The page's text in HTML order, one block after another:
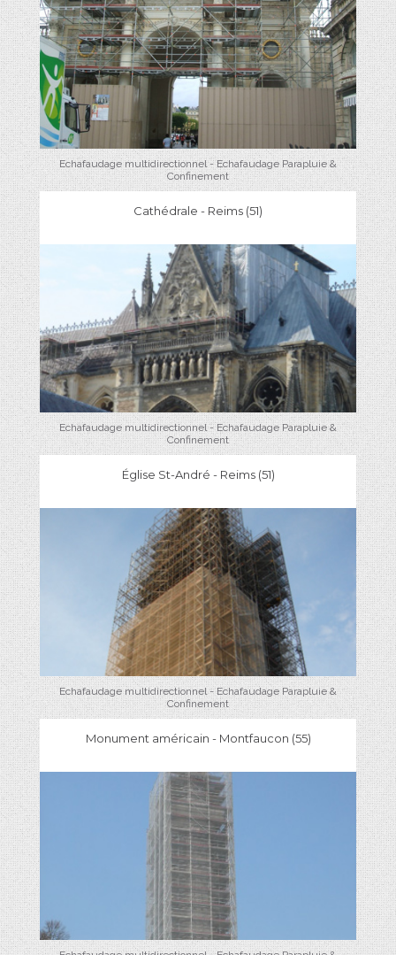
Echafaudage multidirectionnel - Echafaudage Parapluie &
Confinement
Cathédrale - Reims (51)
Echafaudage multidirectionnel - Echafaudage Parapluie &
Confinement
Église St-André - Reims (51)
Echafaudage multidirectionnel - Echafaudage Parapluie &
Confinement
Monument américain - Montfaucon (55)